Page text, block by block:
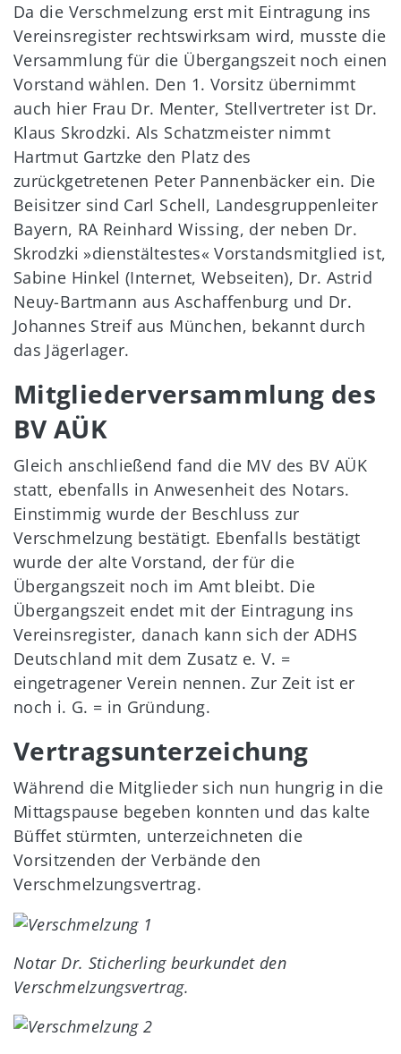
Da die Verschmelzung erst mit Eintragung ins
Vereinsregister rechtswirksam wird, musste die
Versammlung für die Übergangszeit noch einen
Vorstand wählen. Den 1. Vorsitz übernimmt
auch hier Frau Dr. Menter, Stellvertreter ist Dr.
Klaus Skrodzki. Als Schatzmeister nimmt
Hartmut Gartzke den Platz des
zurückgetretenen Peter Pannenbäcker ein. Die
Beisitzer sind Carl Schell, Landesgruppenleiter
Bayern, RA Reinhard Wissing, der neben Dr.
Skrodzki »dienstältestes« Vorstandsmitglied ist,
Sabine Hinkel (Internet, Webseiten), Dr. Astrid
Neuy-Bartmann aus Aschaffenburg und Dr.
Johannes Streif aus München, bekannt durch
das Jägerlager.
Mitgliederversammlung des
BV AÜK
Gleich anschließend fand die MV des BV AÜK
statt, ebenfalls in Anwesenheit des Notars.
Einstimmig wurde der Beschluss zur
Verschmelzung bestätigt. Ebenfalls bestätigt
wurde der alte Vorstand, der für die
Übergangszeit noch im Amt bleibt. Die
Übergangszeit endet mit der Eintragung ins
Vereinsregister, danach kann sich der ADHS
Deutschland mit dem Zusatz e. V. =
eingetragener Verein nennen. Zur Zeit ist er
noch i. G. = in Gründung.
Vertragsunterzeichung
Während die Mitglieder sich nun hungrig in die
Mittagspause begeben konnten und das kalte
Büffet stürmten, unterzeichneten die
Vorsitzenden der Verbände den
Verschmelzungsvertrag.
Notar Dr. Sticherling beurkundet den
Verschmelzungsvertrag.